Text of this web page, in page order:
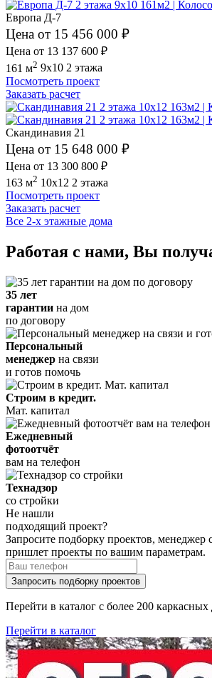
Европа Д-7
Цена от 15 456 000 ₽
Цена от 13 137 600 ₽
161 м2 9x10 2 этажа
Посмотреть проект
Заказать расчет
Скандинавия 21
Цена от 15 648 000 ₽
Цена от 13 300 800 ₽
163 м2 10x12 2 этажа
Посмотреть проект
Заказать расчет
Все 2-х этажные дома
Работая с нами, Вы
35 лет
гарантии на дом
по договору
Персональный
менеджер на связи
и готов помочь
Строим в кредит.
Мат. капитал
Ежедневный
фотоотчёт
вам на телефон
Технадзор
со стройки
Не нашли
подходящий проект?
Запросите подборку проектов, менеджер
пришлет проекты по вашим параметрам.
Запросить подборку проектов
Перейти в каталог с более 200 каркасных
Перейти в каталог